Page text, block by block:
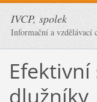
IVCP, spolek
Informační a vzdělávací
dlužníky